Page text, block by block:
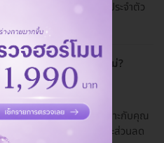
ยุ 40 ปีขึ้นไปหรือผู้ที่มีโรคประจำตัว
ลดหรือโปรโมชั่นได้หรือไม่?
ศษของเราที่
เพื่อดูว่ามีอะไรที่เหมาะกับคุณ
ำหรับข้อมูลโปรโมชั่นและส่วนลด